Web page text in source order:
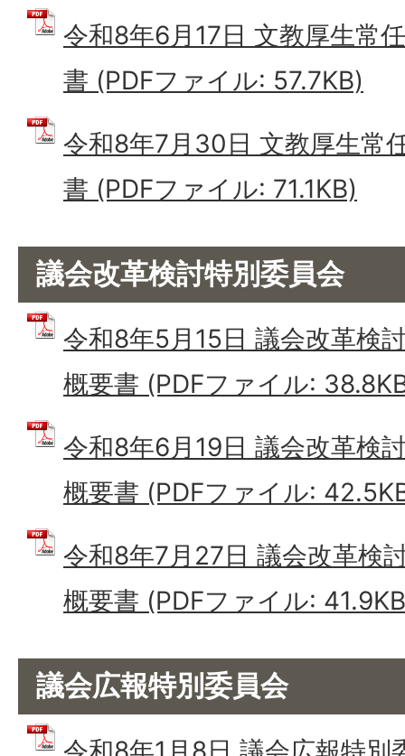
令和8年6月17日 文教厚生常
書 (PDFファイル: 57.7KB)
令和8年7月30日 文教厚生常
書 (PDFファイル: 71.1KB)
議会改革検討特別委員会
令和8年5月15日 議会改革検
概要書 (PDFファイル:
令和8年6月19日 議会改革検
概要書 (PDFファイル:
令和8年7月27日 議会改革検
概要書 (PDFファイル:
議会広報特別委員会